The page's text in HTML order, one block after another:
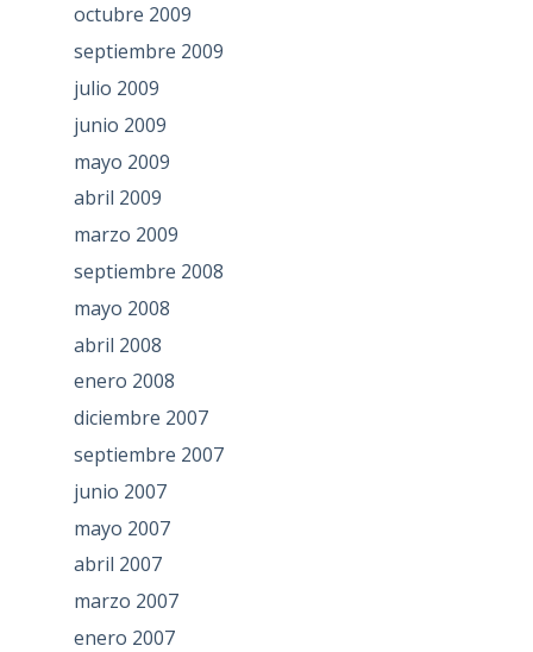
octubre 2009
septiembre 2009
julio 2009
junio 2009
mayo 2009
abril 2009
marzo 2009
septiembre 2008
mayo 2008
abril 2008
enero 2008
diciembre 2007
septiembre 2007
junio 2007
mayo 2007
abril 2007
marzo 2007
enero 2007